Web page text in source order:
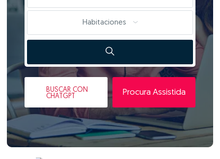
Habitaciones
BUSCARCON
CHATGPT
Procura Assistida